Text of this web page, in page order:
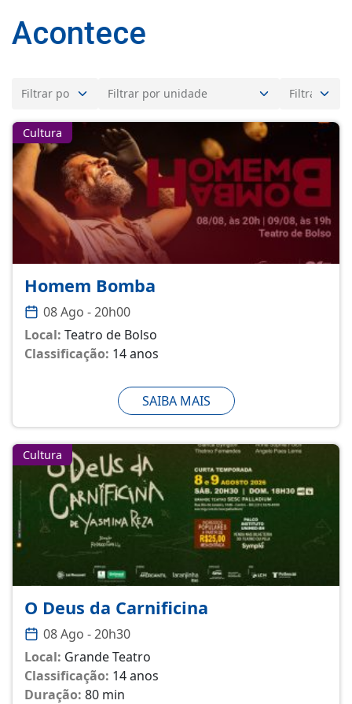
Acontece
Cultura
Homem Bomba
08 Ago - 20h00
Local: Teatro de Bolso
Classificação: 14 anos
SAIBA MAIS
Cultura
O Deus da Carnificina
08 Ago - 20h30
Local: Grande Teatro
Classificação: 14 anos
Duração: 80 min